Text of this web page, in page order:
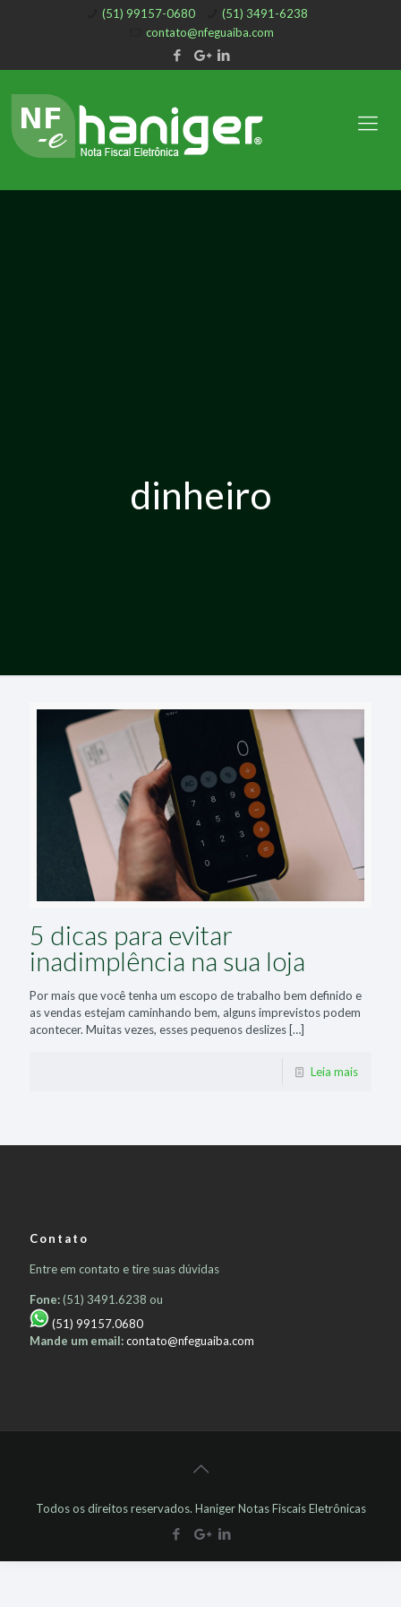
(51) 99157-0680
(51) 3491-6238
contato@nfeguaiba.com
dinheiro
5 dicas para evitar
inadimplência na sua loja
Por mais que você tenha um escopo de trabalho bem definido e
as vendas estejam caminhando bem, alguns imprevistos podem
acontecer. Muitas vezes, esses pequenos deslizes […]
Leia mais
Contato
Entre em contato e tire suas dúvidas
Fone:(51) 3491.6238 ou
(51) 99157.0680
Mande um email:contato@nfeguaiba.com
Todos os direitos reservados. Haniger Notas Fiscais Eletrônicas